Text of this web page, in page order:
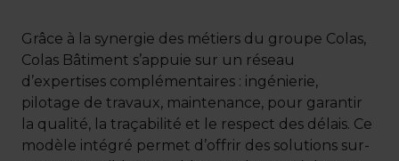
Grâce à la synergie des métiers du groupe Colas,
Colas Bâtiment s’appuie sur un réseau
d’expertises complémentaires : ingénierie,
pilotage de travaux, maintenance, pour garantir
la qualité, la traçabilité et le respect des délais. Ce
modèle intégré permet d’offrir des solutions sur-